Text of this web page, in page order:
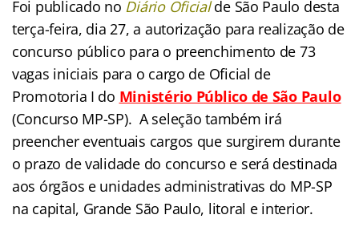
Foi publicado no Diário Oficial de São Paulo desta
terça-feira, dia 27, a autorização para realização de
concurso público para o preenchimento de 73
vagas iniciais para o cargo de Oficial de
Promotoria I do Ministério Público de São Paulo
(Concurso MP-SP). A seleção também irá
preencher eventuais cargos que surgirem durante
o prazo de validade do concurso e será destinada
aos órgãos e unidades administrativas do MP-SP
na capital, Grande São Paulo, litoral e interior.